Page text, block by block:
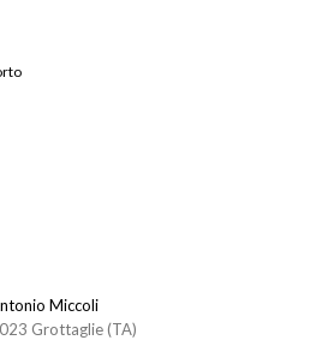
Miccoli
Grottaglie (TA)